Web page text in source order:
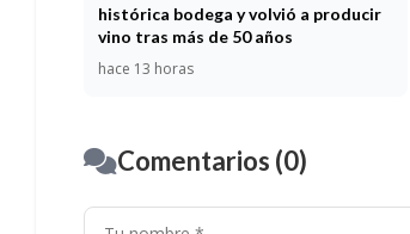
histórica bodega y volvió a producir
vino tras más de 50 años
hace 13 horas
Comentarios (0)